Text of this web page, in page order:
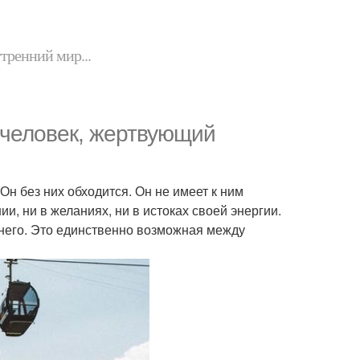
мир...
жертвующий
без них обходится. Он не имеет к ним
ни в желаниях, ни в истоках своей энергии.
Это единственно возможная между